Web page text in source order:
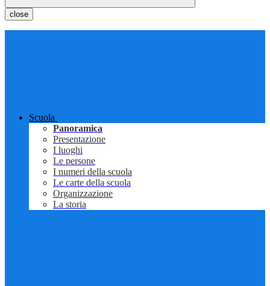
close
Scuola
Panoramica
Presentazione
I luoghi
Le persone
I numeri della scuola
Le carte della scuola
Organizzazione
La storia